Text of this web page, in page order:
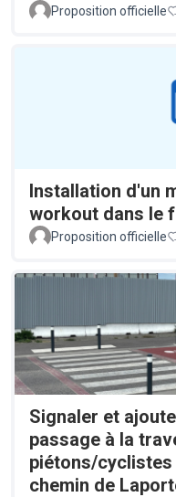
Proposition officielle
Installation d'un
workout dans le
Proposition officielle
Signaler et
passage à la
piétons/cyclistes
chemin de